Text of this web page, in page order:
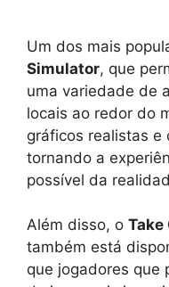
Um dos mais
Simulator, que
uma variedade de
locais ao redor do
gráficos realistas e
tornando a
possível da
Além disso, o
também está
que jogadores que